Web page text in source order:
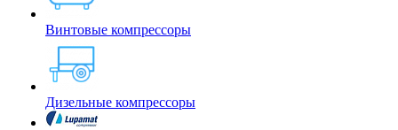
Винтовые компрессоры
Дизельные компрессоры